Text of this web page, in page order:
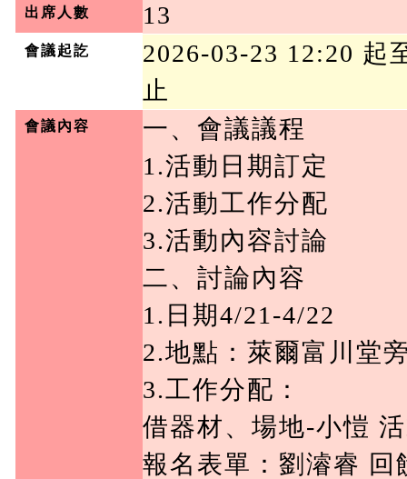
出席人數 13
會議起訖
2026-03-23 12:20 起
止
會議內容
一、會議議程
1.活動日期訂定
2.活動工作分配
3.活動內容討論
二、討論內容
1.日期4/21-4/22
2.地點：萊爾富川堂
3.工作分配：
借器材、場地-小愷
報名表單：劉濬睿